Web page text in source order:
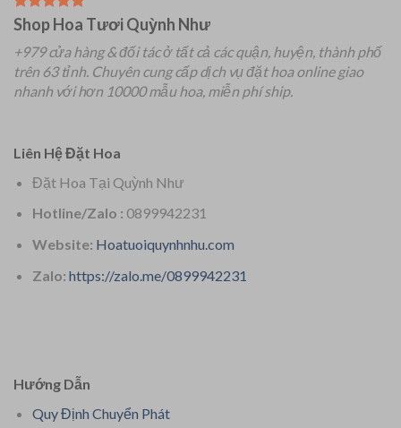
Shop Hoa Tươi Quỳnh Như
+979 cửa hàng & đối tác ở tất cả các quận, huyện, thành phố
trên 63 tỉnh. Chuyên cung cấp dịch vụ đặt hoa online giao
nhanh với hơn 10000 mẫu hoa, miễn phí ship.
Liên Hệ Đặt Hoa
Đặt Hoa Tại Quỳnh Như
Hotline/Zalo : 0899942231
Website: Hoatuoiquynhnhu.com
Zalo: https://zalo.me/0899942231
Hướng Dẫn
Quy Định Chuyển Phát